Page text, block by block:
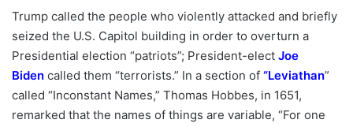
Trump called the people who violently attacked and briefly
seized the U.S. Capitol building in order to overturn a
Presidential election “patriots”; President-elect Joe
Biden called them “terrorists.” In a section of “Leviathan”
called “Inconstant Names,” Thomas Hobbes, in 1651,
remarked that the names of things are variable, “For one